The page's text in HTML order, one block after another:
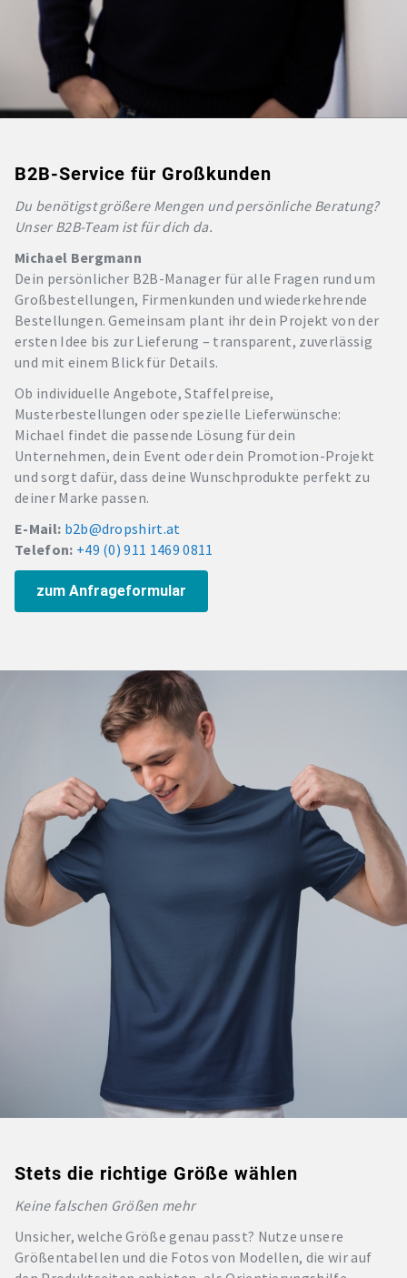
B2B-Service für Großkunden
Du benötigst größere Mengen und persönliche Beratung?
Unser B2B-Team ist für dich da.
Michael Bergmann
Dein persönlicher B2B-Manager für alle Fragen rund um
Großbestellungen, Firmenkunden und wiederkehrende
Bestellungen. Gemeinsam plant ihr dein Projekt von der
ersten Idee bis zur Lieferung – transparent, zuverlässig
und mit einem Blick für Details.
Ob individuelle Angebote, Staffelpreise,
Musterbestellungen oder spezielle Lieferwünsche:
Michael findet die passende Lösung für dein
Unternehmen, dein Event oder dein Promotion-Projekt
und sorgt dafür, dass deine Wunschprodukte perfekt zu
deiner Marke passen.
E-Mail: b2b@dropshirt.at
Telefon: +49 (0) 911 1469 0811
zum Anfrageformular
Stets die richtige Größe wählen
Keine falschen Größen mehr
Unsicher, welche Größe genau passt? Nutze unsere
Größentabellen und die Fotos von Modellen, die wir auf